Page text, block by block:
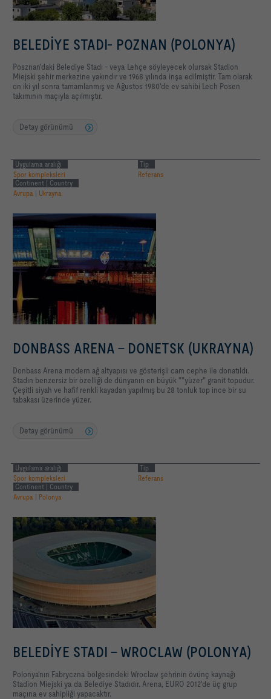
BELEDİYE STADI- POZNAN (POLONYA)
Posznan'daki Belediye Stadı - veya Lehçe söyleyecek olursak Stadion
Miejski şehir merkezine yakındır ve 1968 yılında inşa edilmiştir. Tam olarak
on iki yıl sonra tamamlanmış ve Ağustos 1980'de ev sahibi Lech Posen
takımının maçıyla açılmıştır.
Detay görünümü
Uygulama aralığı
Spor kompleksleri
Tip
Referans
Continent | Country
Avrupa | Ukrayna
DONBASS ARENA - DONETSK (UKRAYNA)
Donbass Arena modern ağ altyapısı ve gösterişli cam cephe ile donatıldı.
Stadın benzersiz bir özelliği de dünyanın en büyük ""yüzer" granit topudur.
Çeşitli siyah ve hafif renkli kayadan yapılmış bu 28 tonluk top ince bir su
tabakası üzerinde yüzer.
Detay görünümü
Uygulama aralığı
Spor kompleksleri
Tip
Referans
Continent | Country
Avrupa | Polonya
BELEDİYE STADI - WROCLAW (POLONYA)
Polonya'nın Fabryczna bölgesindeki Wroclaw şehrinin övünç kaynağı
Stadion Miejski ya da Belediye Stadıdır. Arena, EURO 2012'de üç grup
maçına ev sahipliği yapacaktır.